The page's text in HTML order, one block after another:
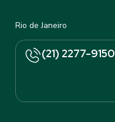
Rio de Janeiro
(21) 2277-9150